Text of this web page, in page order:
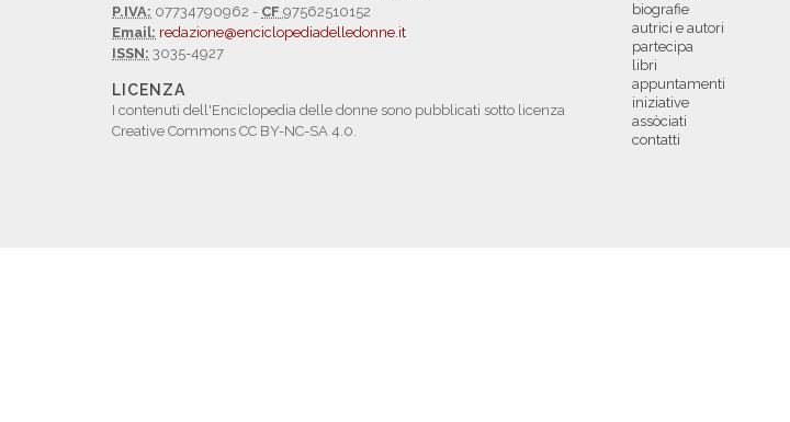
P.IVA: 07734790962 - CF 97562510152
Email: redazione@enciclopediadelledonne.it
ISSN: 3035-4927
LICENZA
I contenuti dell'Enciclopedia delle donne sono pubblicati sotto licenza
Creative Commons CC BY-NC-SA 4.0.
biografie
autrici e autori
partecipa
libri
appuntamenti
iniziative
assòciati
contatti